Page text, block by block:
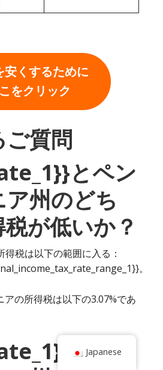
安くするために
をクリック
ご質問
とペン
州のどち
が低いか？
税は以下の範囲に入る：
。
の所得税は以下の3.07%であ
とペン
Japanese